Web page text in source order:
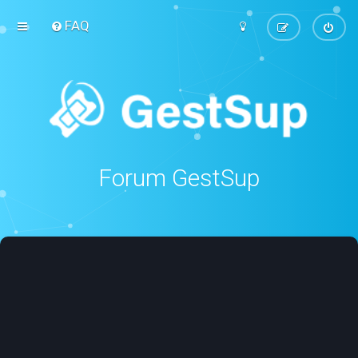
FAQ
Forum GestSup